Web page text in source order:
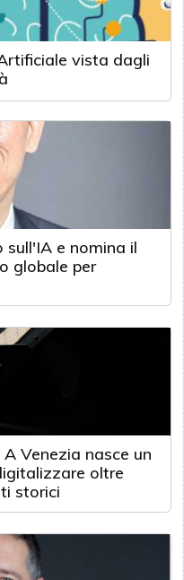
vista dagli
e nomina il
globale per
Venezia nasce un
oltre
storici